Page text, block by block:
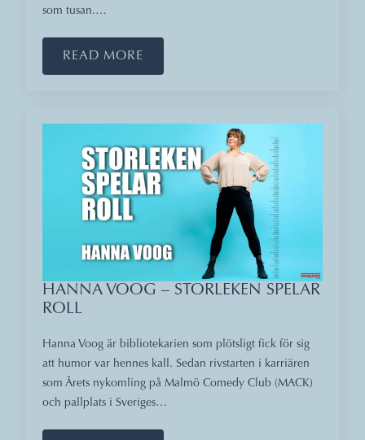
som tusan.…
READ MORE
HANNA VOOG – STORLEKEN SPELAR
ROLL
Hanna Voog är bibliotekarien som plötsligt fick för sig
att humor var hennes kall. Sedan rivstarten i karriären
som Årets nykomling på Malmö Comedy Club (MACK)
och pallplats i Sveriges…